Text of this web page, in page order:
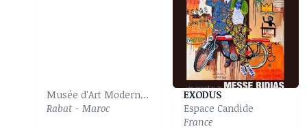
Musée d'Art Moderne et Contemporain
Rabat - Maroc
EXODUS
Espace Candide
France